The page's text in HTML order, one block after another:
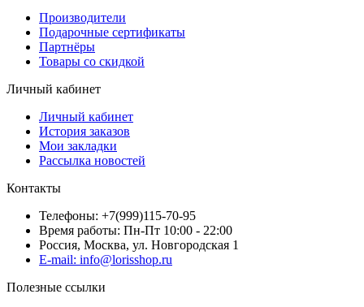
Производители
Подарочные сертификаты
Партнёры
Товары со скидкой
Личный кабинет
Личный кабинет
История заказов
Мои закладки
Рассылка новостей
Контакты
Телефоны: +7(999)115-70-95
Время работы: Пн-Пт 10:00 - 22:00
Россия, Москва, ул. Новгородская 1
E-mail: info@lorisshop.ru
Полезные ссылки